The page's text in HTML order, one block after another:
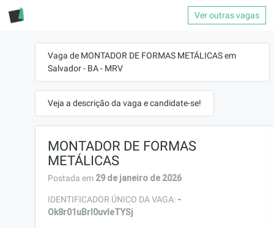
Ver outras vagas
Vaga de MONTADOR DE FORMAS METÁLICAS em
Salvador - BA - MRV
Veja a descrição da vaga e candidate-se!
MONTADOR DE FORMAS
METÁLICAS
Postada em 29 de janeiro de 2026
IDENTIFICADOR ÚNICO DA VAGA: -
Ok8r01uBrI0uvIeTYSj